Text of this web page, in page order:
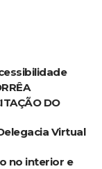
DO
Virtual
no interior e